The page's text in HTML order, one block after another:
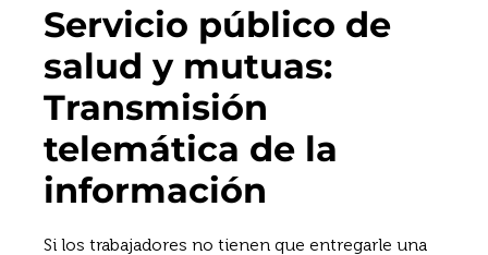
Servicio público de
salud y mutuas:
Transmisión
telemática de la
información
Si los trabajadores no tienen que entregarle una